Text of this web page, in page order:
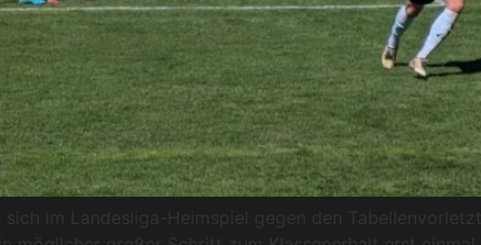
sich im Landesliga-Heimspiel gegen den